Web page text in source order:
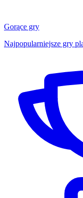
Gorące gry
Najpopularniejsze gry